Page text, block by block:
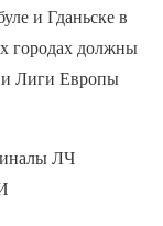
и Гданьске в
городах должны
Лиги Европы
ЛЧ